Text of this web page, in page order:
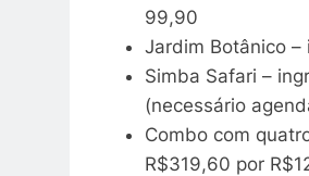
99,90
Jardim Botânico
Simba Safari –
(necessário
Combo com
R$319,60 por